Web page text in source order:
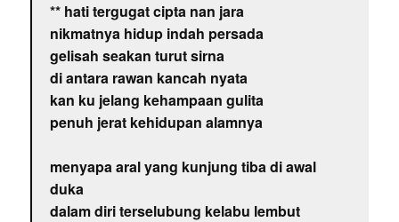
** hati tergugat cipta nan jara
nikmatnya hidup indah persada
gelisah seakan turut sirna
di antara rawan kancah nyata
kan ku jelang kehampaan gulita
penuh jerat kehidupan alamnya
menyapa aral yang kunjung tiba di awal
duka
dalam diri terselubung kelabu lembut